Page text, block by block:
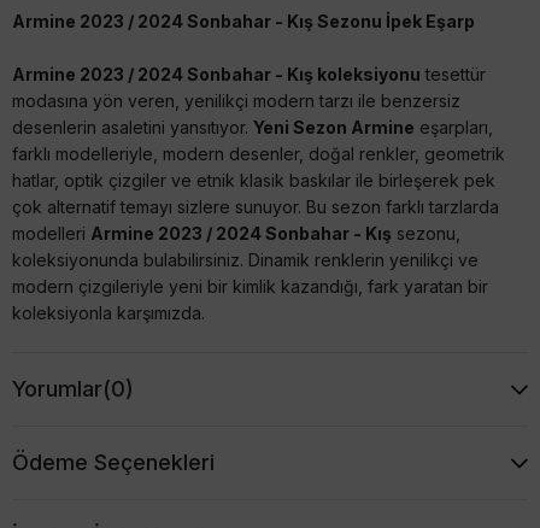
Armine 2023 / 2024 Sonbahar - Kış Sezonu İpek Eşarp
Armine 2023 / 2024 Sonbahar - Kış koleksiyonu tesettür
modasına yön veren, yenilikçi modern tarzı ile benzersiz
desenlerin asaletini yansıtıyor. Yeni Sezon Armine eşarpları,
farklı modelleriyle, modern desenler, doğal renkler, geometrik
hatlar, optik çizgiler ve etnik klasik baskılar ile birleşerek pek
çok alternatif temayı sizlere sunuyor. Bu sezon farklı tarzlarda
modelleri Armine 2023 / 2024 Sonbahar - Kış sezonu,
koleksiyonunda bulabilirsiniz. Dinamik renklerin yenilikçi ve
modern çizgileriyle yeni bir kimlik kazandığı, fark yaratan bir
koleksiyonla karşımızda.
uygun modeli seçmenin keyfini çıkartınız :) Şimdi favori
Sezonu İpek Eşarp
fiyatları kaçırmayın.
Yorumlar(0)
Ödeme Seçenekleri